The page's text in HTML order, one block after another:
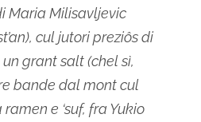
Maria Milisavljevic
cul jutori preziôs di
grant salt (chel sì,
bande dal mont cul
e ‘suf, fra Yukio